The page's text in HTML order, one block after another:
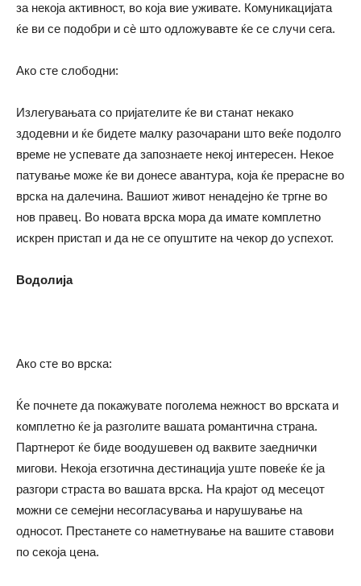
за некоја активност, во која вие уживате. Комуникацијата
ќе ви се подобри и сè што одложувавте ќе се случи сега.
Ако сте слободни:
Излегувањата со пријателите ќе ви станат некако
здодевни и ќе бидете малку разочарани што веќе подолго
време не успевате да запознаете некој интересен. Некое
патување може ќе ви донесе авантура, која ќе прерасне во
врска на далечина. Вашиот живот ненадејно ќе тргне во
нов правец. Во новата врска мора да имате комплетно
искрен пристап и да не се опуштите на чекор до успехот.
Водолија
Ако сте во врска:
Ќе почнете да покажувате поголема нежност во врската и
комплетно ќе ја разголите вашата романтична страна.
Партнерот ќе биде воодушевен од ваквите заеднички
мигови. Некоја егзотична дестинација уште повеќе ќе ја
разгори страста во вашата врска. На крајот од месецот
можни се семејни несогласувања и нарушување на
односот. Престанете со наметнување на вашите ставови
по секоја цена.